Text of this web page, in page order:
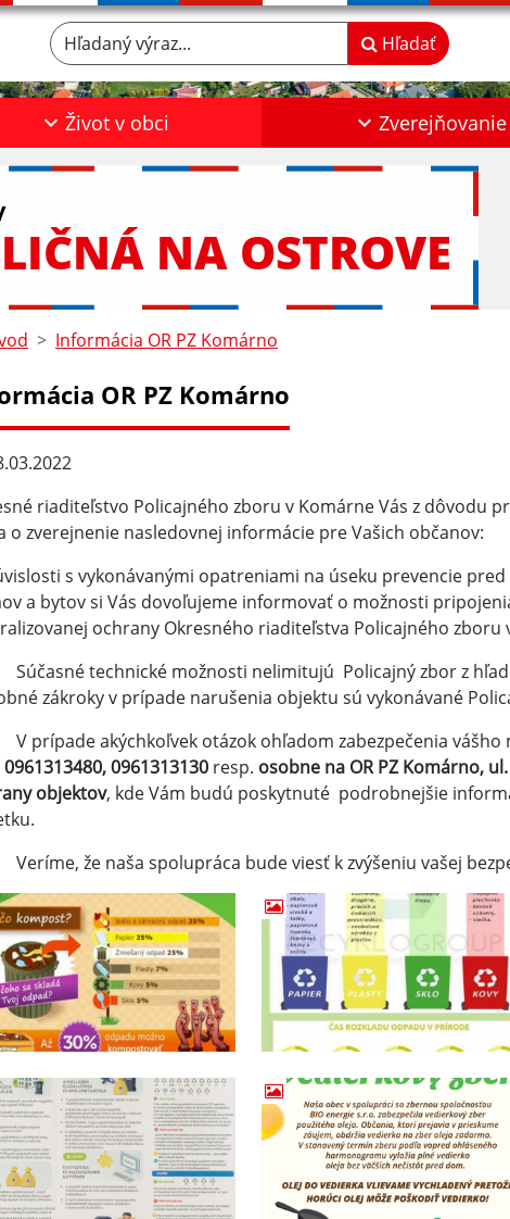
Hľadaný výraz... Hľadať
Život v obci Zverejňovanie
NA OSTROVE
Informácia OR PZ Komárno
OR PZ Komárno
riaditeľstvo Policajného zboru v Komárne Vás z dôvodu
o zverejnenie nasledovnej informácie pre Vašich občanov:
s vykonávanými opatreniami na úseku prevencie
a bytov si Vás dovoľujeme informovať o možnosti
ochrany Okresného riaditeľstva Policajného zboru
technické možnosti nelimitujú Policajný zbor z
zákroky v prípade narušenia objektu sú vykonávané
akýchkoľvek otázok ohľadom zabezpečenia vášho
0961313130 resp. osobne na OR PZ Komárno,
objektov, kde Vám budú poskytnuté podrobnejšie
že naša spolupráca bude viesť k zvýšeniu vašej